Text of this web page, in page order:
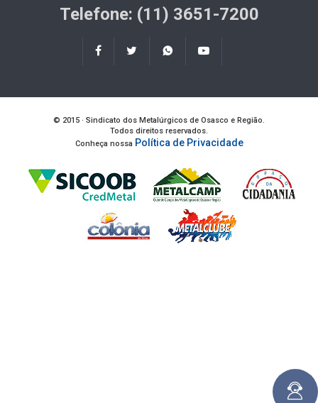
Telefone: (11) 3651-7200
© 2015 · Sindicato dos Metalúrgicos de Osasco e Região.
Todos direitos reservados.
Conheça nossa Política de Privacidade